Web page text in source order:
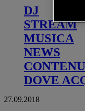
DJ
STREAM
MUSICA
NEWS
DOVE
27.09.2018